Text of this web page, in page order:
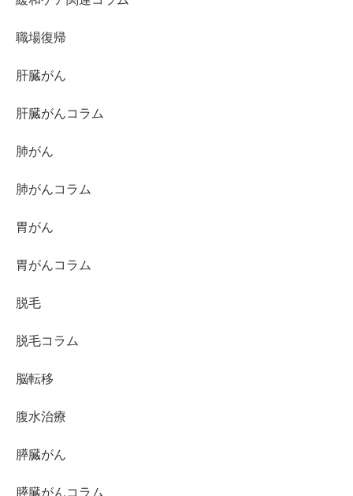
職場復帰
肝臓がん
肝臓がんコラム
肺がん
肺がんコラム
胃がん
胃がんコラム
脱毛
脱毛コラム
脳転移
腹水治療
膵臓がん
膵臓がんコラム